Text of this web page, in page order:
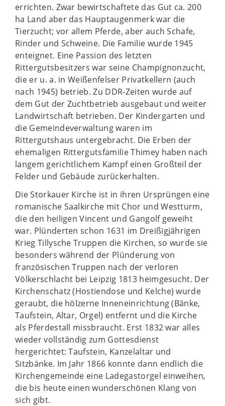
errichten. Zwar bewirtschaftete das Gut ca. 200
ha Land aber das Hauptaugenmerk war die
Tierzucht; vor allem Pferde, aber auch Schafe,
Rinder und Schweine. Die Familie wurde 1945
enteignet. Eine Passion des letzten
Rittergutsbesitzers war seine Champignonzucht,
die er u. a. in Weißenfelser Privatkellern (auch
nach 1945) betrieb. Zu DDR-Zeiten wurde auf
dem Gut der Zuchtbetrieb ausgebaut und weiter
Landwirtschaft betrieben. Der Kindergarten und
die Gemeindeverwaltung waren im
Rittergutshaus untergebracht. Die Erben der
ehemaligen Rittergutsfamilie Thimey haben nach
langem gerichtlichem Kampf einen Großteil der
Felder und Gebäude zurückerhalten.
Die Storkauer Kirche ist in ihren Ursprüngen eine
romanische Saalkirche mit Chor und Westturm,
die den heiligen Vincent und Gangolf geweiht
war. Plünderten schon 1631 im Dreißigjährigen
Krieg Tillysche Truppen die Kirchen, so wurde sie
besonders während der Plünderung von
französischen Truppen nach der verloren
Völkerschlacht bei Leipzig 1813 heimgesucht. Der
Kirchenschatz (Hostiendose und Kelche) wurde
geraubt, die hölzerne Inneneinrichtung (Bänke,
Taufstein, Altar, Orgel) entfernt und die Kirche
als Pferdestall missbraucht. Erst 1832 war alles
wieder vollständig zum Gottesdienst
hergerichtet: Taufstein, Kanzelaltar und
Sitzbänke. Im Jahr 1866 konnte dann endlich die
Kirchengemeinde eine Ladegastorgel einweihen,
die bis heute einen wunderschönen Klang von
sich gibt.